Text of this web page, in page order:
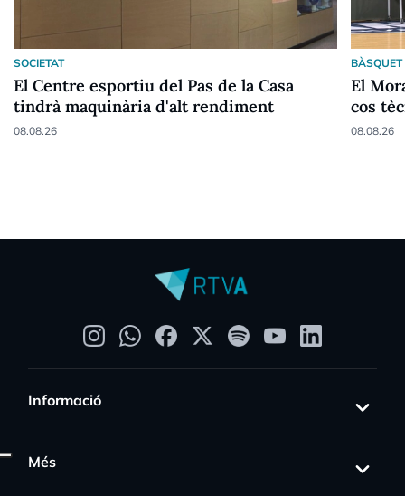
SOCIETAT
El Centre esportiu del Pas de la Casa
tindrà maquinària d'alt rendiment
08.08.26
BÀSQUET
El
cos
08.08.26
Informació
Més